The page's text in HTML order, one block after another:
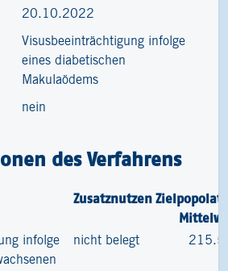
20.10.2022
Visusbeeinträchtigung infolge
eines diabetischen
Makulaödems
nein
des Verfahrens
Zusatznutzen
infolge
nicht belegt